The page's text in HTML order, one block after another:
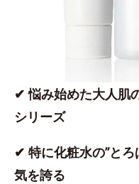
✔ 悩み始めた大人肌
シリーズ
✔ 特に化粧水の”と
気を誇る